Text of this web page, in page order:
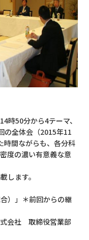
時50分から4テーマ、
の全体会（2015年11
時間ながらも、各分科
度の濃い有意義な意
します。
）」＊前回からの継
式会社 取締役営業部